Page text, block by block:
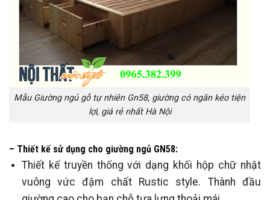
Mẫu Giường ngủ gỗ tự nhiên Gn58, giường có ngăn kéo tiện
lợi, giá rẻ nhất Hà Nội
– Thiết kế sử dụng cho giường ngủ GN58:
Thiết kế truyền thống với dạng khối hộp chữ nhật
vuông vức đậm chất Rustic style. Thành đầu